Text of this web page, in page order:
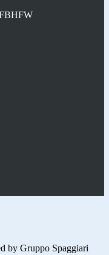
by Gruppo Spaggiari